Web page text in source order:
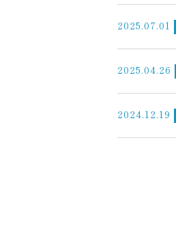
2025.07.01
2025.04.26
2024.12.19